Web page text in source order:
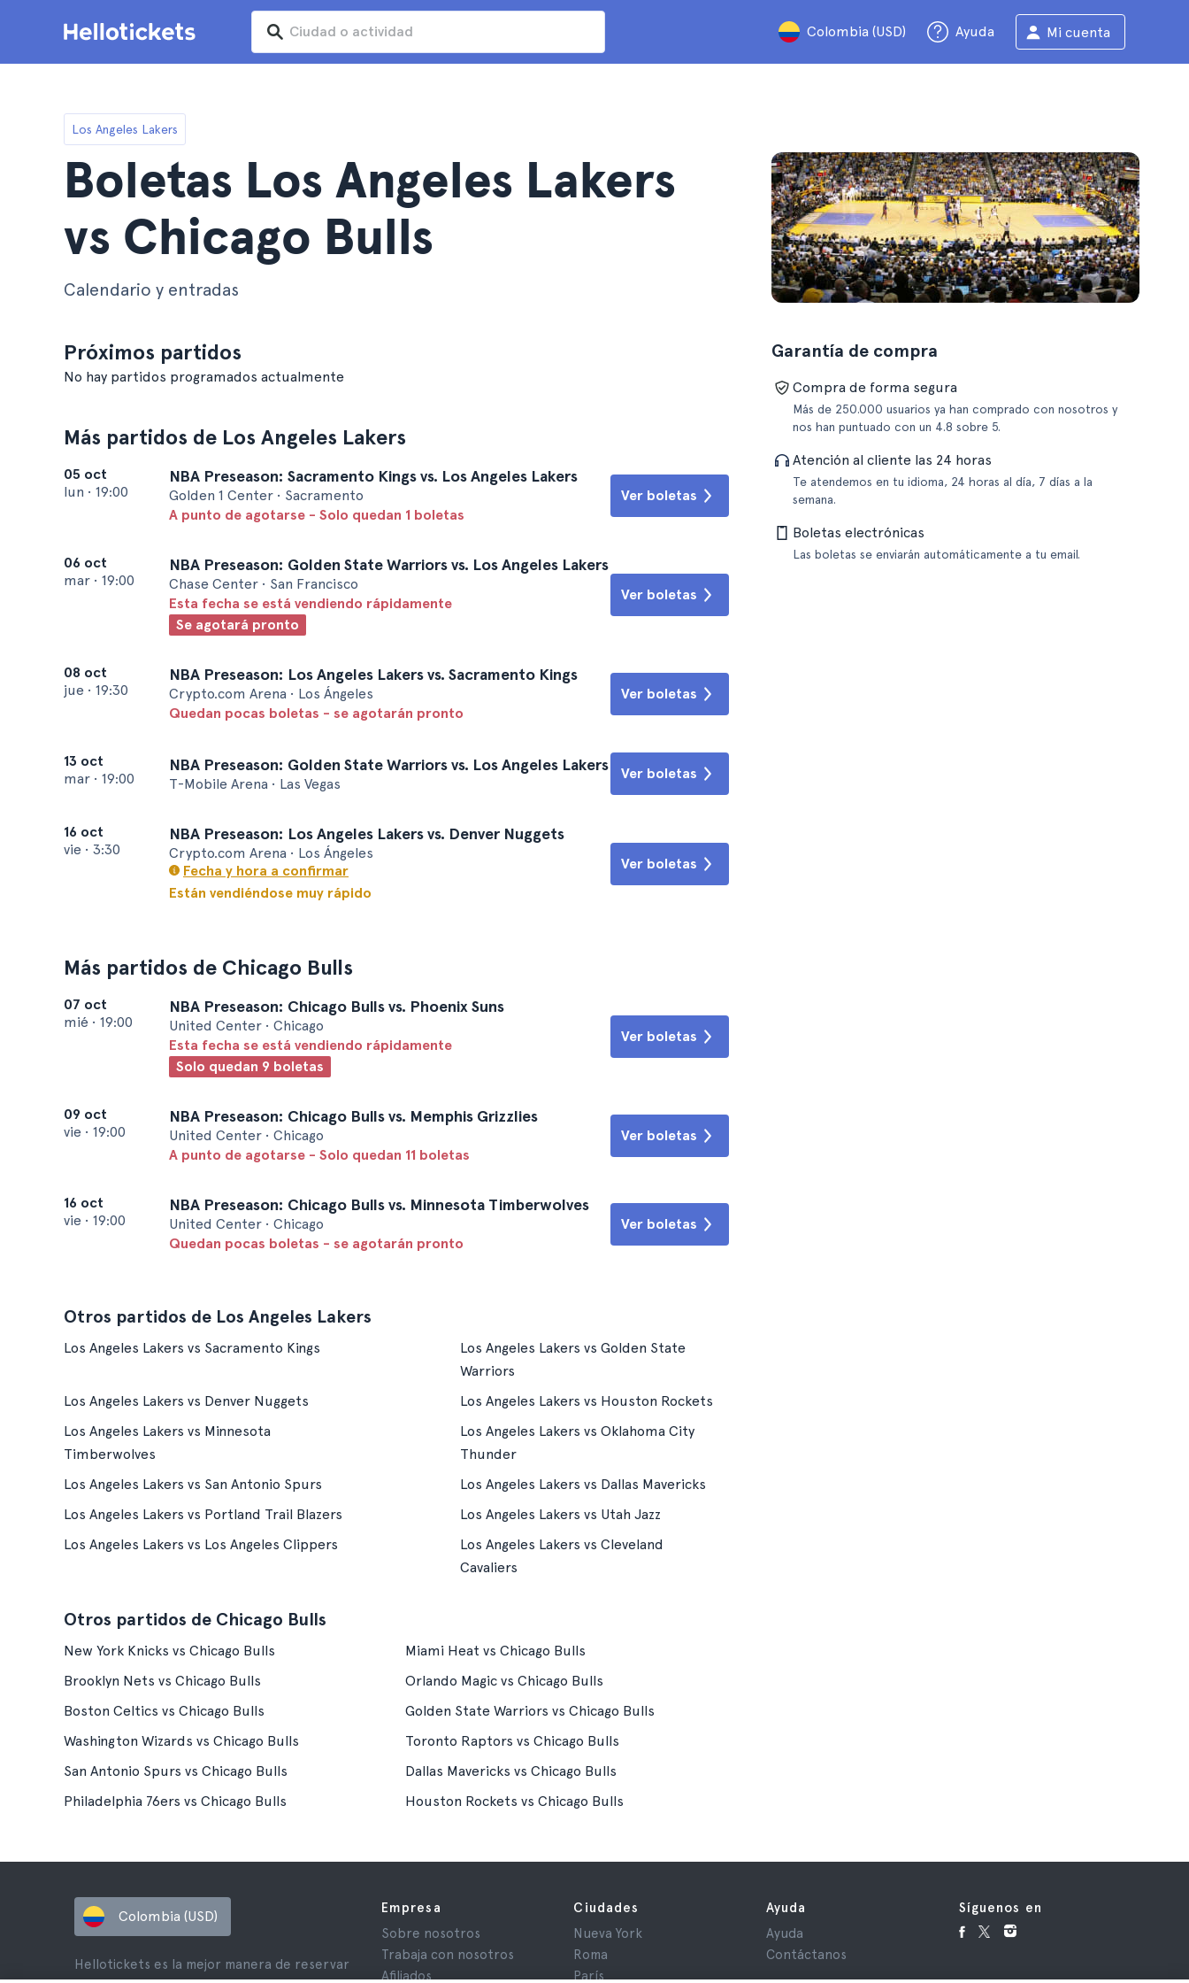
Colombia (USD) Ayuda Mi cuenta
Los Angeles Lakers
Boletas Los Angeles Lakers
vs Chicago Bulls
Calendario y entradas
Próximos partidos
No hay partidos programados actualmente
Más partidos de Los Angeles Lakers
05 oct
lun • 19:00
NBA Preseason: Sacramento Kings vs. Los Angeles Lakers
Golden 1 Center • Sacramento
A punto de agotarse - Solo quedan 1 boletas
Ver boletas
06 oct
mar • 19:00
NBA Preseason: Golden State Warriors vs. Los Angeles Lakers
Chase Center • San Francisco
Esta fecha se está vendiendo rápidamente
Se agotará pronto
Ver boletas
08 oct
jue • 19:30
NBA Preseason: Los Angeles Lakers vs. Sacramento Kings
Crypto.com Arena • Los Ángeles
Quedan pocas boletas - se agotarán pronto
Ver boletas
13 oct
mar • 19:00
NBA Preseason: Golden State Warriors vs. Los Angeles Lakers
T-Mobile Arena • Las Vegas
Ver boletas
16 oct
vie • 3:30
NBA Preseason: Los Angeles Lakers vs. Denver Nuggets
Crypto.com Arena • Los Ángeles
Fecha y hora a confirmar
Están vendiéndose muy rápido
Ver boletas
Más partidos de Chicago Bulls
07 oct
mié • 19:00
NBA Preseason: Chicago Bulls vs. Phoenix Suns
United Center • Chicago
Esta fecha se está vendiendo rápidamente
Solo quedan 9 boletas
Ver boletas
09 oct
vie • 19:00
NBA Preseason: Chicago Bulls vs. Memphis Grizzlies
United Center • Chicago
A punto de agotarse - Solo quedan 11 boletas
Ver boletas
16 oct
vie • 19:00
NBA Preseason: Chicago Bulls vs. Minnesota Timberwolves
United Center • Chicago
Quedan pocas boletas - se agotarán pronto
Ver boletas
Garantía de compra
Compra de forma segura
Más de 250.000 usuarios ya han comprado con nosotros y
nos han puntuado con un 4.8 sobre 5.
Atención al cliente las 24 horas
Te atendemos en tu idioma, 24 horas al día, 7 días a la
semana.
Boletas electrónicas
Las boletas se enviarán automáticamente a tu email.
Otros partidos de Los Angeles Lakers
Los Angeles Lakers vs Sacramento Kings
Los Angeles Lakers vs Golden State
Warriors
Los Angeles Lakers vs Denver Nuggets
Los Angeles Lakers vs Houston Rockets
Los Angeles Lakers vs Minnesota
Timberwolves
Los Angeles Lakers vs Oklahoma City
Thunder
Los Angeles Lakers vs San Antonio Spurs
Los Angeles Lakers vs Dallas Mavericks
Los Angeles Lakers vs Portland Trail Blazers
Los Angeles Lakers vs Utah Jazz
Los Angeles Lakers vs Los Angeles Clippers
Los Angeles Lakers vs Cleveland
Cavaliers
Otros partidos de Chicago Bulls
New York Knicks vs Chicago Bulls
Miami Heat vs Chicago Bulls
Brooklyn Nets vs Chicago Bulls
Orlando Magic vs Chicago Bulls
Boston Celtics vs Chicago Bulls
Golden State Warriors vs Chicago Bulls
Washington Wizards vs Chicago Bulls
Toronto Raptors vs Chicago Bulls
San Antonio Spurs vs Chicago Bulls
Dallas Mavericks vs Chicago Bulls
Philadelphia 76ers vs Chicago Bulls
Houston Rockets vs Chicago Bulls
Colombia (USD)
Hellotickets es la mejor manera de reservar
Empresa
Sobre nosotros
Trabaja con nosotros
Afiliados
Ciudades
Nueva York
Roma
París
Ayuda
Ayuda
Contáctanos
Síguenos en